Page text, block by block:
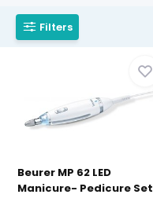
Filters
Beurer MP 62 LED
Manicure- Pedicure Set